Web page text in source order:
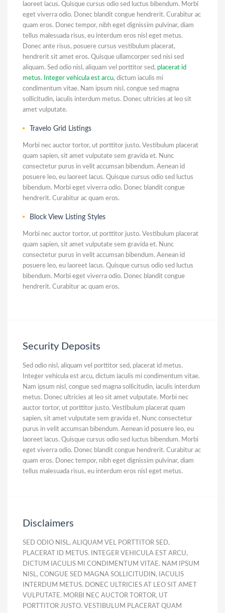
laoreet lacus. Quisque cursus odio sed luctus bibendum. Morbi
eget viverra odio. Donec blandit congue hendrerit. Curabitur ac
quam eros. Donec tempor, nibh eget dignissim pulvinar, diam
tellus malesuada risus, eu interdum eros nisl eget metus.
Donec ante risus, posuere cursus vestibulum placerat,
hendrerit sit amet eros. Quisque ullamcorper sed nisi sed
aliquam. Sed odio nisl, aliquam vel porttitor sed, placerat id
metus. Integer vehicula est arcu, dictum iaculis mi
condimentum vitae. Nam ipsum nisl, congue sed magna
sollicitudin, iaculis interdum metus. Donec ultricies at leo sit
amet vulputate.
Travelo Grid Listings
Morbi nec auctor tortor, ut porttitor justo. Vestibulum placerat
quam sapien, sit amet vulputate sem gravida et. Nunc
consectetur purus in velit accumsan bibendum. Aenean id
posuere leo, eu laoreet lacus. Quisque cursus odio sed luctus
bibendum. Morbi eget viverra odio. Donec blandit congue
hendrerit. Curabitur ac quam eros.
Block View Listing Styles
Morbi nec auctor tortor, ut porttitor justo. Vestibulum placerat
quam sapien, sit amet vulputate sem gravida et. Nunc
consectetur purus in velit accumsan bibendum. Aenean id
posuere leo, eu laoreet lacus. Quisque cursus odio sed luctus
bibendum. Morbi eget viverra odio. Donec blandit congue
hendrerit. Curabitur ac quam eros.
Security Deposits
Sed odio nisl, aliquam vel porttitor sed, placerat id metus.
Integer vehicula est arcu, dictum iaculis mi condimentum vitae.
Nam ipsum nisl, congue sed magna sollicitudin, iaculis interdum
metus. Donec ultricies at leo sit amet vulputate. Morbi nec
auctor tortor, ut porttitor justo. Vestibulum placerat quam
sapien, sit amet vulputate sem gravida et. Nunc consectetur
purus in velit accumsan bibendum. Aenean id posuere leo, eu
laoreet lacus. Quisque cursus odio sed luctus bibendum. Morbi
eget viverra odio. Donec blandit congue hendrerit. Curabitur ac
quam eros. Donec tempor, nibh eget dignissim pulvinar, diam
tellus malesuada risus, eu interdum eros nisl eget metus.
Disclaimers
SED ODIO NISL, ALIQUAM VEL PORTTITOR SED,
PLACERAT ID METUS. INTEGER VEHICULA EST ARCU,
DICTUM IACULIS MI CONDIMENTUM VITAE. NAM IPSUM
NISL, CONGUE SED MAGNA SOLLICITUDIN, IACULIS
INTERDUM METUS. DONEC ULTRICIES AT LEO SIT AMET
VULPUTATE. MORBI NEC AUCTOR TORTOR, UT
PORTTITOR JUSTO. VESTIBULUM PLACERAT QUAM